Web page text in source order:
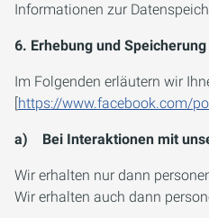
Informationen zur
6. Erhebung und
Im Folgenden erläutern wir
[https://www.facebook.com/
a) Bei Interaktionen mit
Wir erhalten nur dann
Wir erhalten auch dann